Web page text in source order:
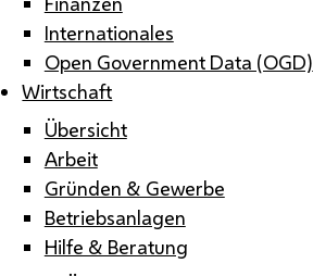
Internationales
Open Government Data (OGD)
Wirtschaft
Übersicht
Arbeit
Gründen & Gewerbe
Betriebsanlagen
Hilfe & Beratung